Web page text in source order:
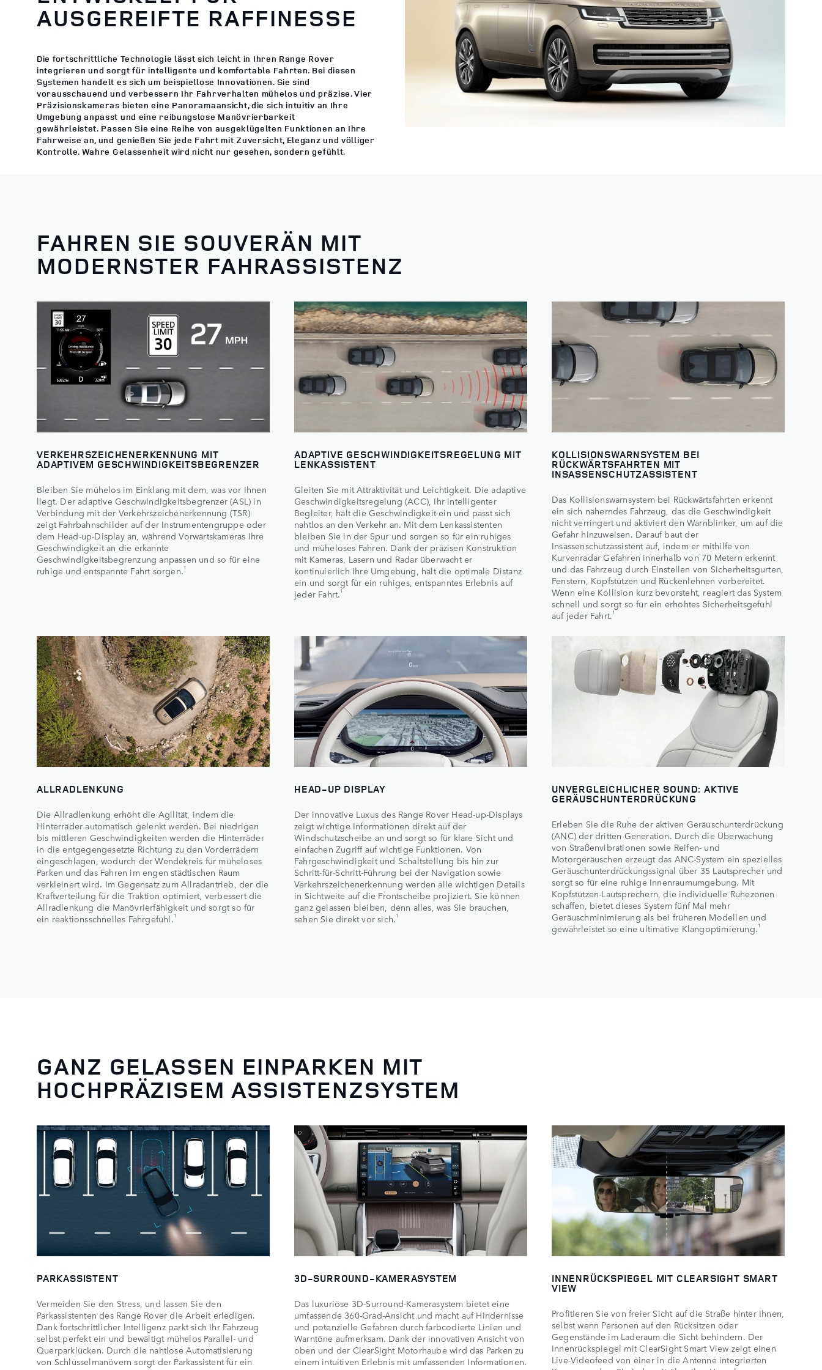
AUSGEREIFTE RAFFINESSE
Die fortschrittliche Technologie lässt sich leicht in Ihren Range Rover
integrieren und sorgt für intelligente und komfortable Fahrten. Bei diesen
Systemen handelt es sich um beispiellose Innovationen. Sie sind
vorausschauend und verbessern Ihr Fahrverhalten mühelos und präzise. Vier
Präzisionskameras bieten eine Panoramaansicht, die sich intuitiv an Ihre
Umgebung anpasst und eine reibungslose Manövrierbarkeit
gewährleistet. Passen Sie eine Reihe von ausgeklügelten Funktionen an Ihre
Fahrweise an, und genießen Sie jede Fahrt mit Zuversicht, Eleganz und völliger
Kontrolle. Wahre Gelassenheit wird nicht nur gesehen, sondern gefühlt.
FAHREN SIE SOUVERÄN MIT
MODERNSTER FAHRASSISTENZ
VERKEHRSZEICHENERKENNUNG MIT
ADAPTIVEM GESCHWINDIGKEITSBEGRENZER
Bleiben Sie mühelos im Einklang mit dem, was vor Ihnen
liegt. Der adaptive Geschwindigkeitsbegrenzer (ASL) in
Verbindung mit der Verkehrszeichenerkennung (TSR)
zeigt Fahrbahnschilder auf der Instrumentengruppe oder
dem Head-up-Display an, während Vorwärtskameras Ihre
Geschwindigkeit an die erkannte
Geschwindigkeitsbegrenzung anpassen und so für eine
ruhige und entspannte Fahrt sorgen.1
ADAPTIVE GESCHWINDIGKEITSREGELUNG MIT
LENKASSISTENT
Gleiten Sie mit Attraktivität und Leichtigkeit. Die adaptive
Geschwindigkeitsregelung (ACC), Ihr intelligenter
Begleiter, hält die Geschwindigkeit ein und passt sich
nahtlos an den Verkehr an. Mit dem Lenkassistenten
bleiben Sie in der Spur und sorgen so für ein ruhiges
und müheloses Fahren. Dank der präzisen Konstruktion
mit Kameras, Lasern und Radar überwacht er
kontinuierlich Ihre Umgebung, hält die optimale Distanz
ein und sorgt für ein ruhiges, entspanntes Erlebnis auf
jeder Fahrt.1
KOLLISIONSWARNSYSTEM BEI
RÜCKWÄRTSFAHRTEN MIT
INSASSENSCHUTZASSISTENT
Das Kollisionswarnsystem bei Rückwärtsfahrten erkennt
ein sich näherndes Fahrzeug, das die Geschwindigkeit
nicht verringert und aktiviert den Warnblinker, um auf die
Gefahr hinzuweisen. Darauf baut der
Insassenschutzassistent auf, indem er mithilfe von
Kurvenradar Gefahren innerhalb von 70 Metern erkennt
und das Fahrzeug durch Einstellen von Sicherheitsgurten,
Fenstern, Kopfstützen und Rückenlehnen vorbereitet.
Wenn eine Kollision kurz bevorsteht, reagiert das System
schnell und sorgt so für ein erhöhtes Sicherheitsgefühl
auf jeder Fahrt.1
ALLRADLENKUNG
Die Allradlenkung erhöht die Agilität, indem die
Hinterräder automatisch gelenkt werden. Bei niedrigen
bis mittleren Geschwindigkeiten werden die Hinterräder
in die entgegengesetzte Richtung zu den Vorderrädern
eingeschlagen, wodurch der Wendekreis für müheloses
Parken und das Fahren im engen städtischen Raum
verkleinert wird. Im Gegensatz zum Allradantrieb, der die
Kraftverteilung für die Traktion optimiert, verbessert die
Allradlenkung die Manövrierfähigkeit und sorgt so für
ein reaktionsschnelles Fahrgefühl.1
HEAD-UP DISPLAY
Der innovative Luxus des Range Rover Head-up-Displays
zeigt wichtige Informationen direkt auf der
Windschutzscheibe an und sorgt so für klare Sicht und
einfachen Zugriff auf wichtige Funktionen. Von
Fahrgeschwindigkeit und Schaltstellung bis hin zur
Schritt-für-Schritt-Führung bei der Navigation sowie
Verkehrszeichenerkennung werden alle wichtigen Details
in Sichtweite auf die Frontscheibe projiziert. Sie können
ganz gelassen bleiben, denn alles, was Sie brauchen,
sehen Sie direkt vor sich.1
UNVERGLEICHLICHER SOUND: AKTIVE
GERÄUSCHUNTERDRÜCKUNG
Erleben Sie die Ruhe der aktiven Geräuschunterdrückung
(ANC) der dritten Generation. Durch die Überwachung
von Straßenvibrationen sowie Reifen- und
Motorgeräuschen erzeugt das ANC-System ein spezielles
Geräuschunterdrückungssignal über 35 Lautsprecher und
sorgt so für eine ruhige Innenraumumgebung. Mit
Kopfstützen-Lautsprechern, die individuelle Ruhezonen
schaffen, bietet dieses System fünf Mal mehr
Geräuschminimierung als bei früheren Modellen und
gewährleistet so eine ultimative Klangoptimierung.1
GANZ GELASSEN EINPARKEN MIT
HOCHPRÄZISEM ASSISTENZSYSTEM
PARKASSISTENT
Vermeiden Sie den Stress, und lassen Sie den
Parkassistenten des Range Rover die Arbeit erledigen.
Dank fortschrittlicher Intelligenz parkt sich Ihr Fahrzeug
selbst perfekt ein und bewältigt mühelos Parallel- und
Querparklücken. Durch die nahtlose Automatisierung
von Schlüsselmanövern sorgt der Parkassistent für ein
3D-SURROUND-KAMERASYSTEM
Das luxuriöse 3D-Surround-Kamerasystem bietet eine
umfassende 360-Grad-Ansicht und macht auf Hindernisse
und potenzielle Gefahren durch farbcodierte Linien und
Warntöne aufmerksam. Dank der innovativen Ansicht von
oben und der ClearSight Motorhaube wird das Parken zu
einem intuitiven Erlebnis mit umfassenden Informationen.
INNENRÜCKSPIEGEL MIT CLEARSIGHT SMART
VIEW
Profitieren Sie von freier Sicht auf die Straße hinter Ihnen,
selbst wenn Personen auf den Rücksitzen oder
Gegenstände im Laderaum die Sicht behindern. Der
Innenrückspiegel mit ClearSight Smart View zeigt einen
Live-Videofeed von einer in die Antenne integrierten